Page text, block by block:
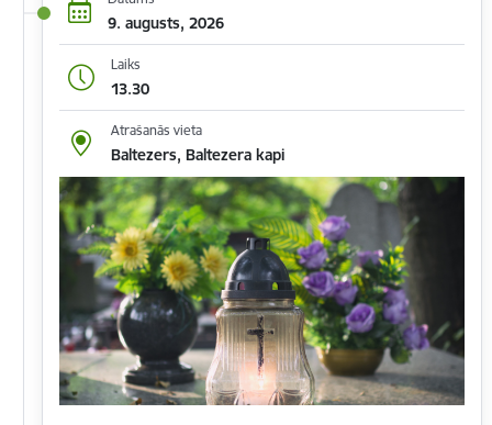
9. augusts, 2026
Laiks
13.30
Atrašanās vieta
Baltezers, Baltezera kapi